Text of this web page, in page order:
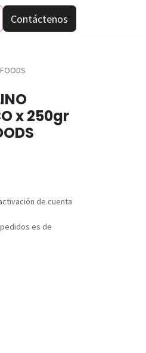
Contáctenos
x 250gr
de cuenta
es de